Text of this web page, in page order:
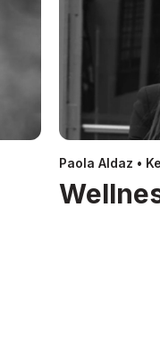
Paola Aldaz •